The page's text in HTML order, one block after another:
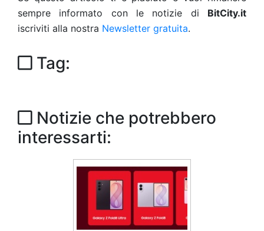
sempre informato con le notizie di BitCity.it
iscriviti alla nostra Newsletter gratuita.
Tag:
Notizie che potrebbero
interessarti: